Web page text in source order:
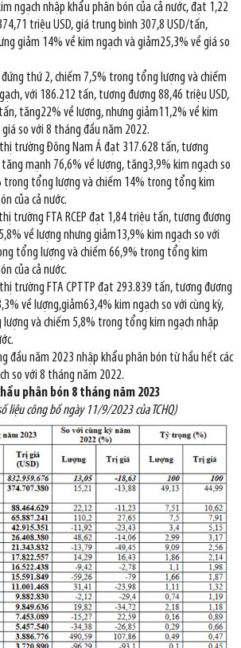
ngạch nhập khẩu phân bón của cả nước, đạt 1,22
triệu USD, giá trung bình 307,8 USD/tấn,
giảm 14% về kim ngạch và giảm25,3% về giá so
thứ 2, chiếm 7,5% trong tổng lượng và chiếm
với 186.212 tấn, tương đương 88,46 triệu USD,
tăng22% về lượng, nhưng giảm11,2% về kim
so với 8 tháng đầu năm 2022.
trường Đông Nam Á đạt 317.628 tấn, tương
mạnh 76,6% về lượng, tăng3,9% kim ngạch so
trong tổng lượng và chiếm 14% trong tổng kim
của cả nước.
trường FTA RCEP đạt 1,84 triệu tấn, tương đương
về lượng nhưng giảm13,9% kim ngạch so với
tổng lượng và chiếm 66,9% trong tổng kim
của cả nước.
trường FTA CPTTP đạt 293.839 tấn, tương đương
về lượng,giảm63,4% kim ngạch so với cùng kỳ,
và chiếm 5,8% trong tổng kim ngạch nhập
đầu năm 2023 nhập khẩu phân bón từ hầu hết các
so với 8 tháng năm 2022.
phân bón 8 tháng năm 2023
bố ngày 11/9/2023 của TCHQ)